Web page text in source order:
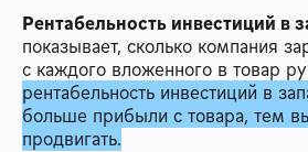
Рентабельность инвестиций в
показывает, сколько компания
с каждого вложенного в товар
рентабельность инвестиций в
больше прибыли с товара, тем
продвигать.